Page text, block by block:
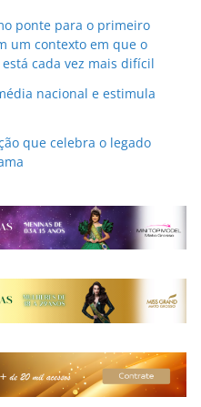
ponte para o primeiro
um contexto em que o
cada vez mais difícil
nacional e estimula
que celebra o legado